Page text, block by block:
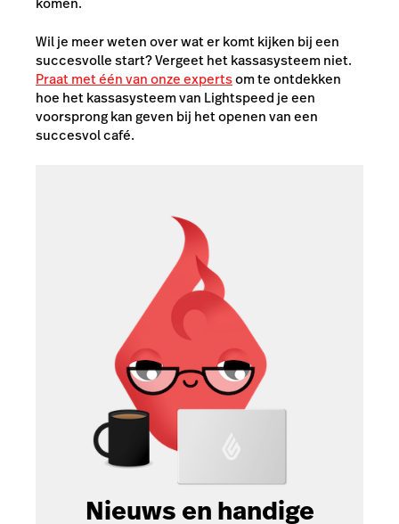
Wil je meer weten over wat er komt kijken bij een
succesvolle start? Vergeet het kassasysteem niet.
Praat met één van onze expertsom te ontdekken
hoe het kassasysteem van Lightspeed je een
voorsprong kan geven bij het openen van een
succesvol café.
Nieuws en handige